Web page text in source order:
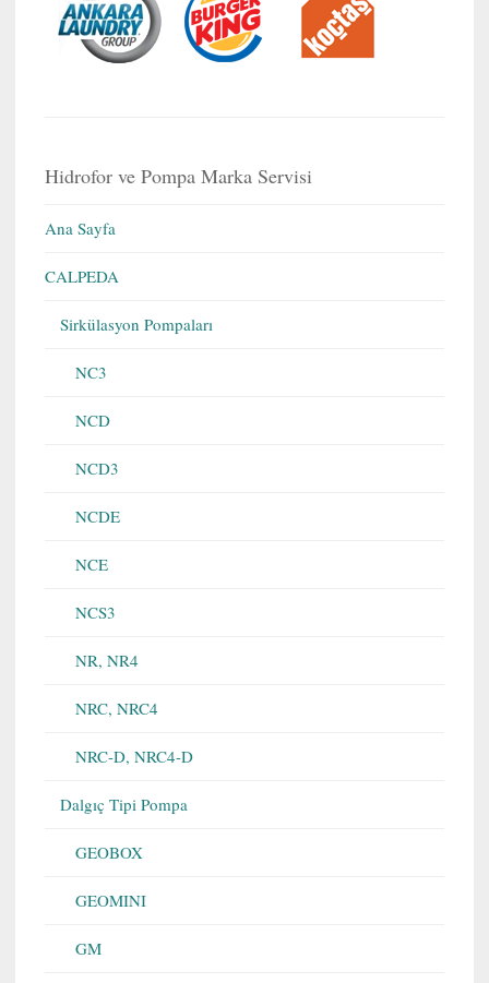
Hidrofor ve Pompa Marka Servisi
Ana Sayfa
CALPEDA
Sirkülasyon Pompaları
NC3
NCD
NCD3
NCDE
NCE
NCS3
NR, NR4
NRC, NRC4
NRC-D, NRC4-D
Dalgıç Tipi Pompa
GEOBOX
GEOMINI
GM